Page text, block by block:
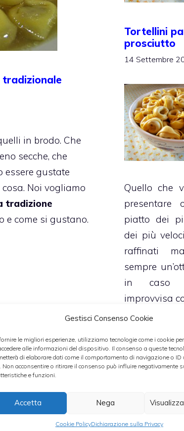
Gestisci Consenso Cookie
le migliori esperienze, utilizziamo tecnologie come i cookie
alle informazioni del dispositivo. Il consenso a queste
di elaborare dati come il comportamento di navigazione o ID
Non acconsentire o ritirare il consenso può influire negativamente
e funzioni.
Accetta Nega
Cookie PolicyDichiarazione sulla Privacy
in brodo. Che
secche, che
essere gustate
Noi vogliamo
tradizione
e come si gustano.
Tortellini
prosciutto
14 Settembre
Quello che
presentare
piatto dei
dei più
raffinati
sempre
in caso
improvvisa
ed è
Stiamo
di panna e
cotto.